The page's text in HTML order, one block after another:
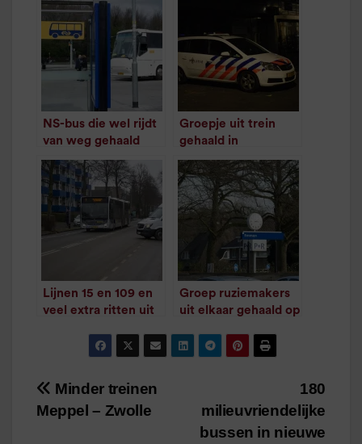
NS-bus die wel rijdt
van weg gehaald
door politie
/1minuut leestijd
Groepje uit trein
gehaald in
Hoogezand
/1minuut leestijd
Lijnen 15 en 109 en
veel extra ritten uit
gehaald door
lockdown
Groep ruziemakers
uit elkaar gehaald op
/ minuut leestijd
Bericht
navigatie
180
milieuvriendelijke
bussen in nieuwe
Minder treinen
Meppel – Zwolle